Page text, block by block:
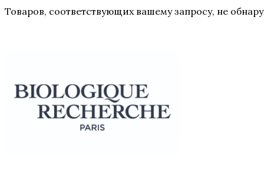
Товаров, соответствующих вашему запросу, не